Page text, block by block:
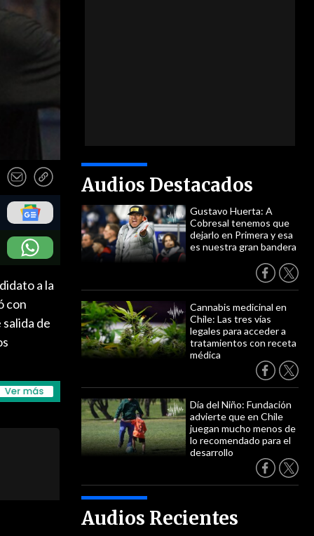
Audios Destacados
Gustavo Huerta: A
Cobresal tenemos que
dejarlo en Primera y esa
es nuestra gran bandera
Cannabis medicinal en
Chile: Las tres vías
legales para acceder a
tratamientos con receta
médica
Día del Niño: Fundación
advierte que en Chile
juegan mucho menos de
lo recomendado para el
desarrollo
Audios Recientes
a la
con
de